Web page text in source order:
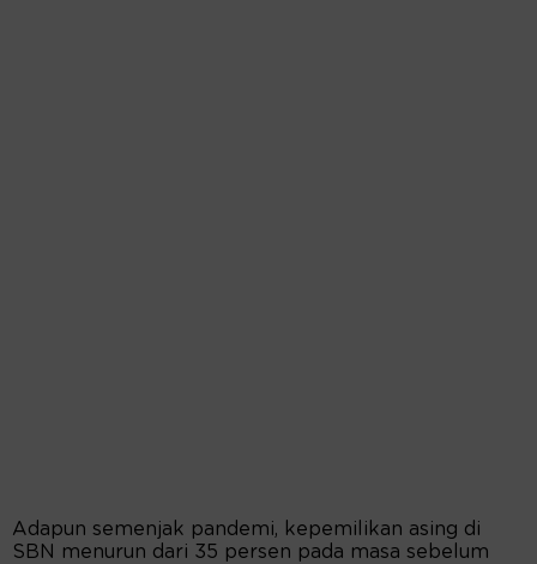
Adapun semenjak pandemi, kepemilikan asing di
SBN menurun dari 35 persen pada masa sebelum